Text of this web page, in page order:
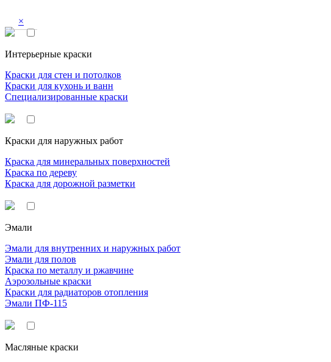
×
Интерьерные краски
Краски для стен и потолков
Краски для кухонь и ванн
Специализированные краски
Краски для наружных работ
Краска для минеральных поверхностей
Краска по дереву
Краска для дорожной разметки
Эмали
Эмали для внутренних и наружных работ
Эмали для полов
Краска по металлу и ржавчине
Аэрозольные краски
Краски для радиаторов отопления
Эмали ПФ-115
Масляные краски